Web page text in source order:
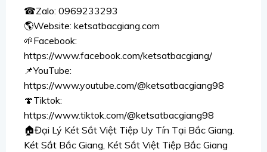
☎Zalo: 0969233293
🌎Website: ketsatbacgiang.com
🌱Facebook:
https://www.facebook.com/ketsatbacgiang/
📌YouTube:
https://www.youtube.com/@ketsatbacgiang98
🍄Tiktok:
https://www.tiktok.com/@ketsatbacgiang98
🏠Đại Lý Két Sắt Việt Tiệp Uy Tín Tại Bắc Giang.
Két Sắt Bắc Giang, Két Sắt Việt Tiệp Bắc Giang